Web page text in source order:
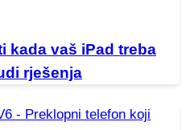
kada vaš iPad treba
rješenja